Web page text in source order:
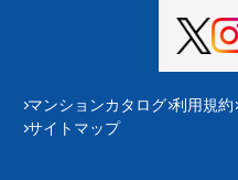
マンションカタログ 利用規約
サイトマップ